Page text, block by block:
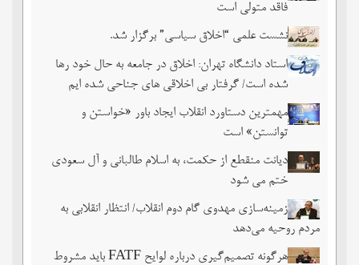
فاقد متولی است
نشست علمی “اخلاق سیاسی” برگزار شد.
استاد دانشگاه تهران: اخلاق در جامعه به حال خود رها
شده است/ گرفتار بی اخلاقی های جناحی شده ایم
مهمترین دستاورد انقلاب ایجاد باور «خواستن و
توانستن» است
دیانت منقطع از حکمت، به اسلام طالبانی و آل سعودی
ختم می شود
زمینه‌سازی مهدوی گام دوم انقلاب/ انتظار انقلابی به
مردم روحیه می‌دهد
هرگونه تصمیم‌گیری درباره لوایح FATF باید مشروط